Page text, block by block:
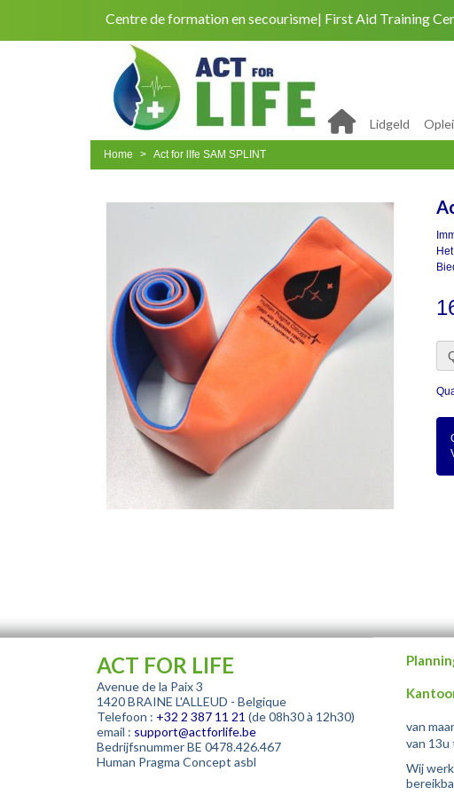
Centre de formation en secourisme First Aid Training
Lidgeld
Home Act for lIfe SAM SPLINT
ACT FOR LIFE
Avenue de la Paix 3
1420 BRAINE L'ALLEUD - Belgique
Telefoon : +32 2 387 11 21 (de 08h30 à 12h30)
email : support@actforlife.be
Bedrijfsnummer BE 0478.426.467
Human Pragma Concept asbl
van
van
Wij